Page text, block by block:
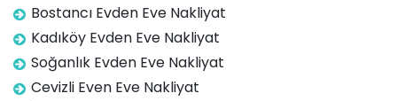
Bostancı Evden Eve Nakliyat
Kadıköy Evden Eve Nakliyat
Soğanlık Evden Eve Nakliyat
Cevizli Even Eve Nakliyat